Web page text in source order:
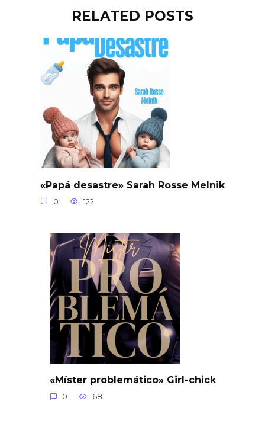
RELATED POSTS
«Papá desastre» Sarah Rosse Melnik
0 122
«Míster problemático» Girl-chick
0 68